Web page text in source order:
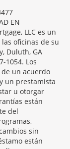
EN
LLC es un
oficinas de su
Duluth, GA
1054. Los
un acuerdo
un prestamista
u otorgar
están
del
sin
están